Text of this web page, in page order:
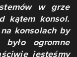
w grze
kątem konsol.
konsolach by
ogromne
jesteśmy